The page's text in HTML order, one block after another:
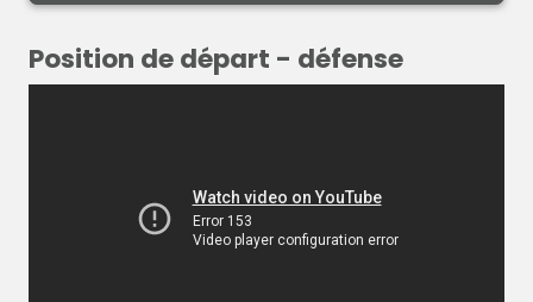
Position de départ - défense